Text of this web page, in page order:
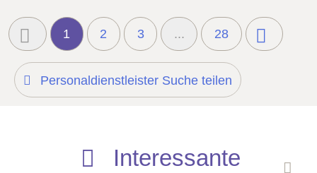
1 2 3 ... 28
Personaldienstleister Suche teilen
Interessante